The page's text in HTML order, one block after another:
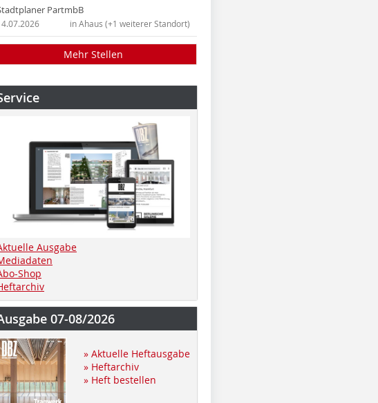
PartmbB
in Ahaus (+1 weiterer Standort)
Mehr Stellen
Ausgabe
Shop
07-08/2026
» Aktuelle Heftausgabe
» Heftarchiv
» Heft bestellen